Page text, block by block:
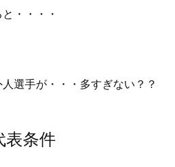
・・・・
選手が・・・多すぎない？？
表条件